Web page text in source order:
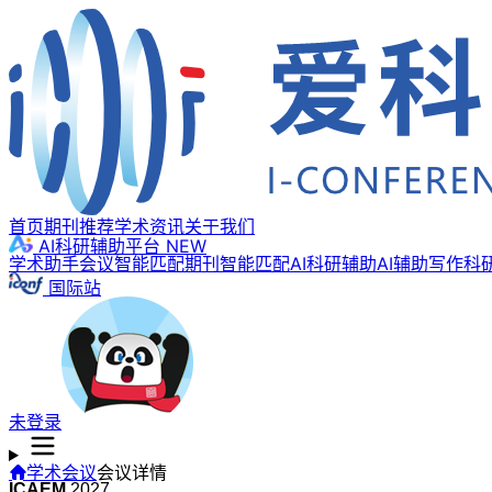
首页期刊推荐学术资讯关于我们
AI科研辅助平台 NEW
学术助手会议智能匹配期刊智能匹配AI科研辅助AI辅助写作科
国际站
未登录
学术会议会议详情